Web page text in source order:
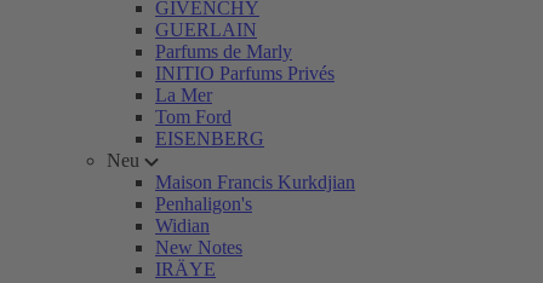
GIVENCHY
GUERLAIN
Parfums de Marly
INITIO Parfums Privés
La Mer
Tom Ford
EISENBERG
Neu
Maison Francis Kurkdjian
Penhaligon's
Widian
New Notes
IRÄYE